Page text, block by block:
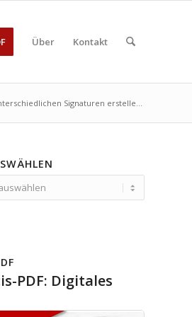
Über Kontakt
Signaturen erstelle...
PDF: Digitales